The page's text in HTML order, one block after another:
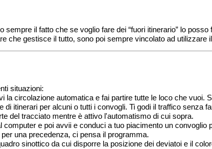
il fatto che se voglio fare dei “fuori itinerario” lo posso
che gestisce il tutto, sono poi sempre vincolato ad utilizzare
situazioni:
circolazione automatica e fai partire tutte le loco che vuoi.
itinerari per alcuni o tutti i convogli. Ti godi il traffico senza
del tracciato mentre è attivo l'automatismo di cui sopra.
e poi avvii e conduci a tuo piacimento un
una precedenza, ci pensa il programma.
sinottico da cui disporre la posizione dei deviatoi e il